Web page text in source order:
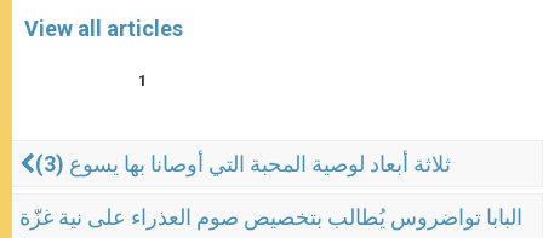
View all articles
1
ثلاثة أبعاد لوصية المحبة التي أوصانا بها يسوع (3)
البابا تواضروس يُطالب بتخصيص صوم العذراء على نية غزّة